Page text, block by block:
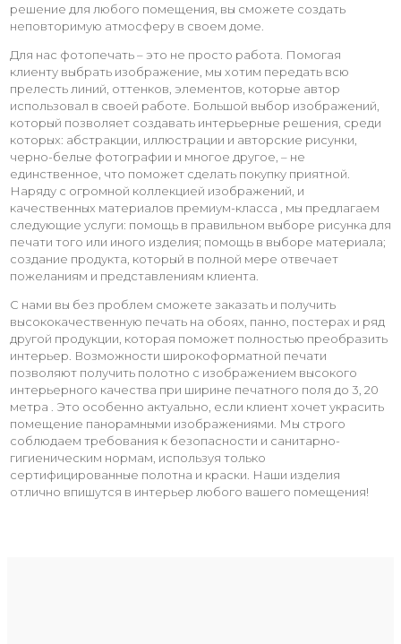
решение для любого помещения, вы сможете создать
неповторимую атмосферу в своем доме.
Для нас фотопечать – это не просто работа. Помогая
клиенту выбрать изображение, мы хотим передать всю
прелесть линий, оттенков, элементов, которые автор
использовал в своей работе. Большой выбор изображений,
который позволяет создавать интерьерные решения, среди
которых: абстракции, иллюстрации и авторские рисунки,
черно-белые фотографии и многое другое, – не
единственное, что поможет сделать покупку приятной.
Наряду с огромной коллекцией изображений, и
качественных материалов премиум-класса , мы предлагаем
следующие услуги: помощь в правильном выборе рисунка для
печати того или иного изделия; помощь в выборе материала;
создание продукта, который в полной мере отвечает
пожеланиям и представлениям клиента.
С нами вы без проблем сможете заказать и получить
высококачественную печать на обоях, панно, постерах и ряд
другой продукции, которая поможет полностью преобразить
интерьер. Возможности широкоформатной печати
позволяют получить полотно с изображением высокого
интерьерного качества при ширине печатного поля до 3, 20
метра . Это особенно актуально, если клиент хочет украсить
помещение панорамными изображениями. Мы строго
соблюдаем требования к безопасности и санитарно-
гигиеническим нормам, используя только
сертифицированные полотна и краски. Наши изделия
отлично впишутся в интерьер любого вашего помещения!